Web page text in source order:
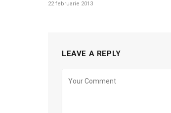
22 februarie 2013
LEAVE A REPLY